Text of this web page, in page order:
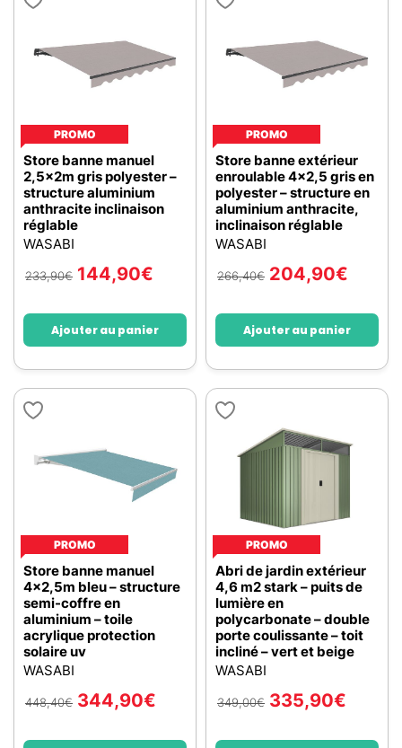
PROMO
Store banne manuel
2,5x2m gris polyester –
structure aluminium
anthracite inclinaison
réglable
WASABI
233,90€ 144,90€
Ajouter au panier
PROMO
Store banne extérieur
enroulable 4x2,5 gris en
polyester – structure en
aluminium anthracite,
inclinaison réglable
WASABI
266,40€ 204,90€
Ajouter au panier
PROMO
Store banne manuel
4x2,5m bleu – structure
semi-coffre en
aluminium – toile
acrylique protection
solaire uv
WASABI
448,40€ 344,90€
PROMO
Abri de jardin extérieur
4,6 m2 stark – puits de
lumière en
polycarbonate – double
porte coulissante – toit
incliné – vert et beige
WASABI
349,00€ 335,90€